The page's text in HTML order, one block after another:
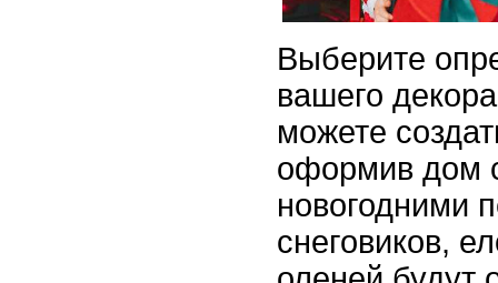
Выберите
вашего
можете
оформив дом
новогодними
снеговиков,